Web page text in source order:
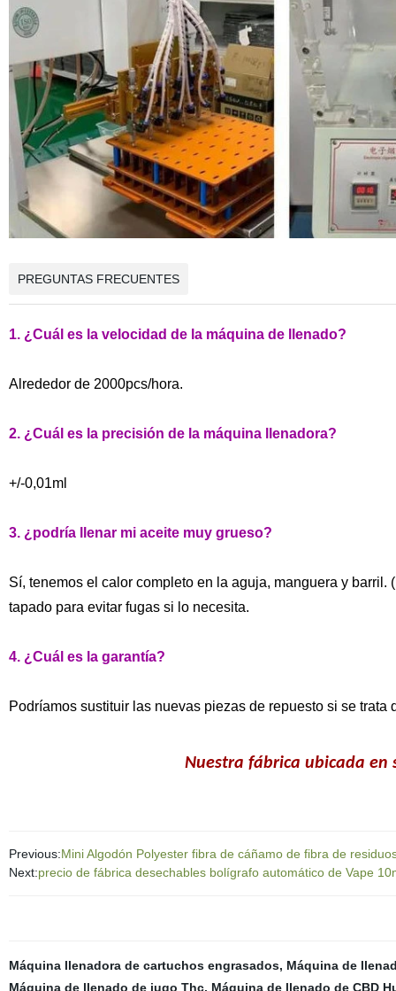
PREGUNTAS FRECUENTES
1. ¿Cuál es la velocidad de la máquina de llenado?
Alrededor de 2000pcs/hora.
2. ¿Cuál es la precisión de la máquina llenadora?
+/-0,01ml
3. ¿podría llenar mi aceite muy grueso?
Sí, tenemos el calor completo en la aguja, manguera y
tapado para evitar fugas si lo necesita.
4. ¿Cuál es la garantía?
Podríamos sustituir las nuevas piezas de repuesto si se
Nuestra fábrica ubicada en
Previous:Mini Algodón Polyester fibra de cáñamo de fibra de
Next:precio de fábrica desechables bolígrafo automático de Vape
Máquina llenadora de cartuchos engrasados, Máquina de
Máquina de llenado de jugo Thc, Máquina de llenado de CBD